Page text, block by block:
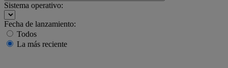
Sistema operativo:
Fecha de lanzamiento:
Todos
La más reciente